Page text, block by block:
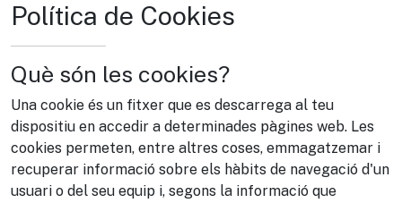
Política de Cookies
Què són les cookies?
Una cookie és un fitxer que es descarrega al teu
dispositiu en accedir a determinades pàgines web. Les
cookies permeten, entre altres coses, emmagatzemar i
recuperar informació sobre els hàbits de navegació d'un
usuari o del seu equip i, segons la informació que